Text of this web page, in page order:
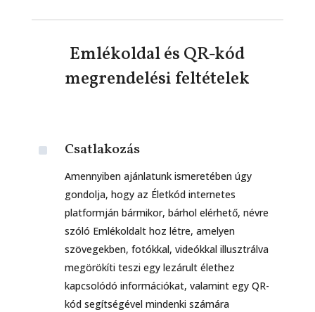
Emlékoldal és QR-kód
megrendelési feltételek
^ Csatlakozás
Amennyiben ajánlatunk ismeretében úgy
gondolja, hogy az Életkód internetes
platformján bármikor, bárhol elérhető, névre
szóló Emlékoldalt hoz létre, amelyen
szövegekben, fotókkal, videókkal illusztrálva
megörökíti teszi egy lezárult élethez
kapcsolódó információkat, valamint egy QR-
kód segítségével mindenki számára